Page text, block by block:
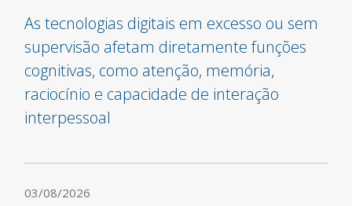
As tecnologias digitais em excesso ou sem
supervisão afetam diretamente funções
cognitivas, como atenção, memória,
raciocínio e capacidade de interação
interpessoal
03/08/2026